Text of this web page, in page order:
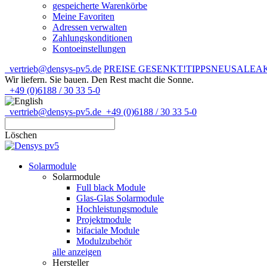
gespeicherte Warenkörbe
Meine Favoriten
Adressen verwalten
Zahlungskonditionen
Kontoeinstellungen
vertrieb@densys-pv5.de PREISE GESENKT!TIPPSNEUSALE
Wir liefern. Sie bauen. Den Rest macht die Sonne.
+49 (0)6188 / 30 33 5-0
vertrieb@densys-pv5.de +49 (0)6188 / 30 33 5-0
Löschen
Solarmodule
Solarmodule
Full black Module
Glas-Glas Solarmodule
Hochleistungsmodule
Projektmodule
bifaciale Module
Modulzubehör
alle anzeigen
Hersteller